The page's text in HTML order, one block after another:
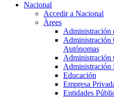
Nacional
Accedir a Nacional
Àrees
Administración
Administración
Autónomas
Administración
Administración
Educación
Empresa
Entidades